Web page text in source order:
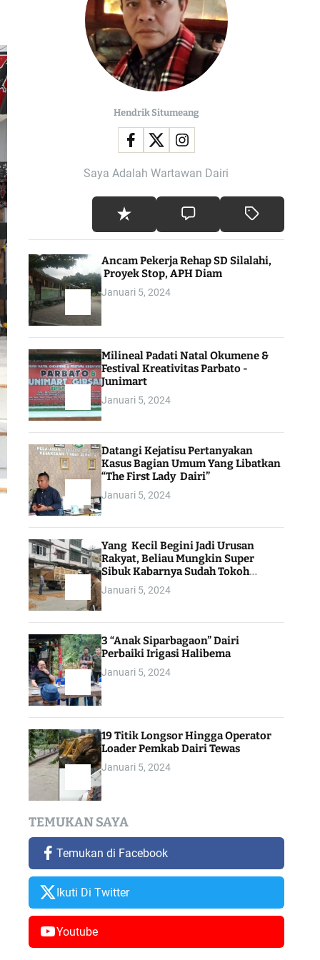
l
o
r
m
d
Hendrik Situmeang
Saya Adalah Wartawan Dairi
Ancam Pekerja Rehap SD Silalahi,
Proyek Stop, APH Diam
Januari 5, 2024
Milineal Padati Natal Okumene &
Festival Kreativitas Parbato -
Junimart
Januari 5, 2024
Datangi Kejatisu Pertanyakan
Kasus Bagian Umum Yang Libatkan
“The First Lady Dairi”
Januari 5, 2024
Yang Kecil Begini Jadi Urusan
Rakyat, Beliau Mungkin Super
Sibuk Kabarnya Sudah Tokoh
Indonesia
Januari 5, 2024
3 “Anak Siparbagaon” Dairi
Perbaiki Irigasi Halibema
Januari 5, 2024
19 Titik Longsor Hingga Operator
Loader Pemkab Dairi Tewas
Januari 5, 2024
TEMUKAN SAYA
Temukan di Facebook
Ikuti Di Twitter
Youtube